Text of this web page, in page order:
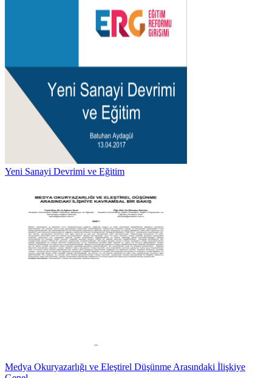
Yeni Sanayi Devrimi ve Eğitim
Medya Okuryazarlığı ve Eleştirel Düşünme Arasındaki İlişkiye